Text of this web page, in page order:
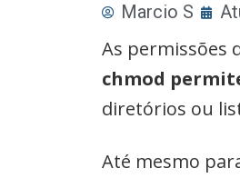
Marcio S
As permissões
chmod
diretórios ou
Até mesmo